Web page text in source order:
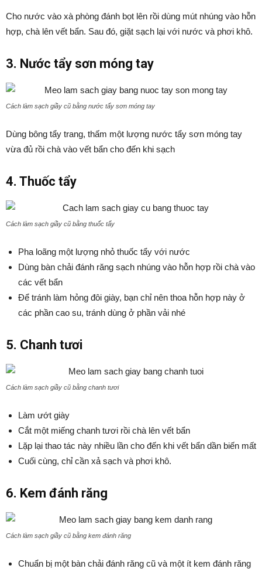
Cho nước vào xà phòng đánh bọt lên rồi dùng mút nhúng vào hỗn
hợp, chà lên vết bẩn. Sau đó, giặt sạch lại với nước và phơi khô.
3. Nước tẩy sơn móng tay
Cách làm sạch giầy cũ bằng nước tẩy sơn móng tay
Dùng bông tẩy trang, thấm một lượng nước tẩy sơn móng tay
vừa đủ rồi chà vào vết bẩn cho đến khi sạch
4. Thuốc tẩy
Cách làm sạch giầy cũ bằng thuốc tẩy
Pha loãng một lượng nhỏ thuốc tẩy với nước
Dùng bàn chải đánh răng sạch nhúng vào hỗn hợp rồi chà vào
các vết bẩn
Để tránh làm hỏng đôi giày, bạn chỉ nên thoa hỗn hợp này ở
các phần cao su, tránh dùng ở phần vải nhé
5. Chanh tươi
Cách làm sạch giầy cũ bằng chanh tươi
Làm ướt giày
Cắt một miếng chanh tươi rồi chà lên vết bẩn
Lặp lại thao tác này nhiều lần cho đến khi vết bẩn dần biến mất
Cuối cùng, chỉ cần xả sạch và phơi khô.
6. Kem đánh răng
Cách làm sạch giầy cũ bằng kem đánh răng
Chuẩn bị một bàn chải đánh răng cũ và một ít kem đánh răng